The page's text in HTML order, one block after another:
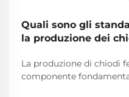
Quali sono gli
la produzione dei
La produzione di chiodi
componente